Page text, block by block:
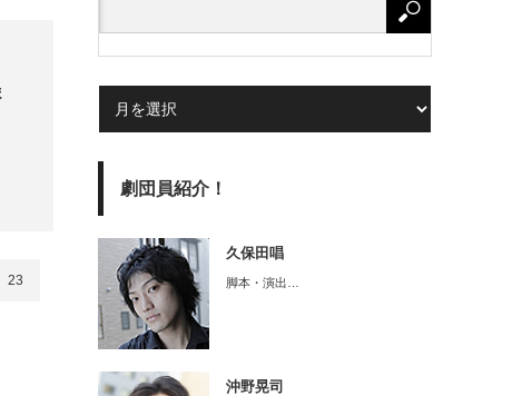
23
劇団員紹介！
久保田唱
脚本・演出…
沖野晃司